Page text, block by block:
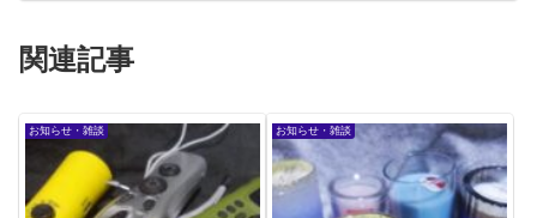
関連記事
お知らせ・雑談 お知らせ・雑談